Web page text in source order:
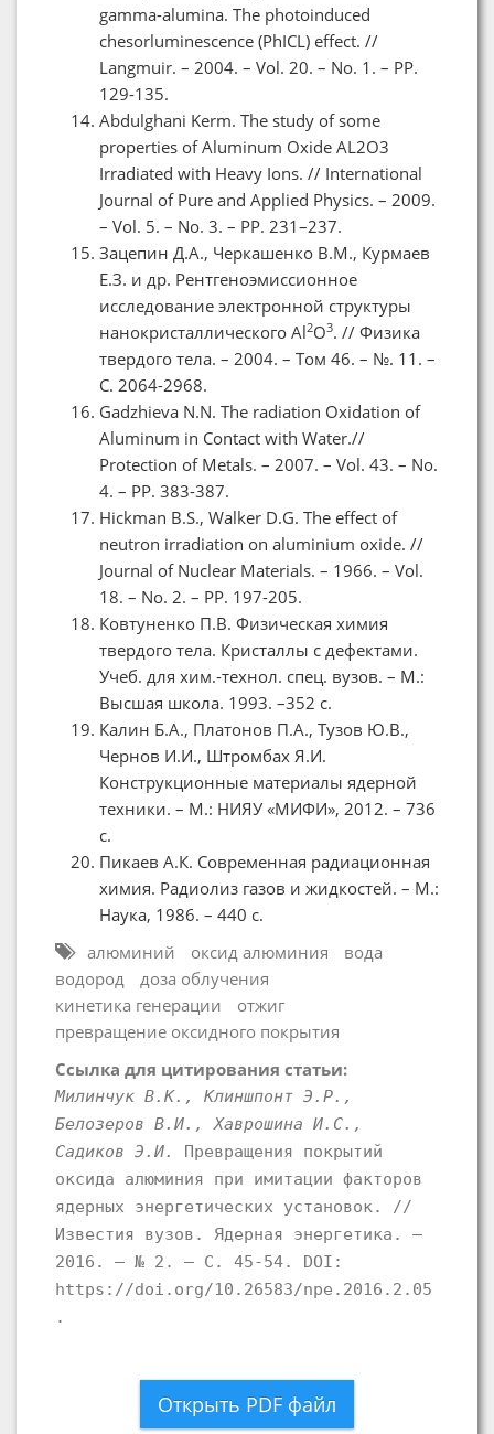
gamma-alumina. The photoinduced
chesorluminescence (PhICL) effect. //
Langmuir. – 2004. – Vol. 20. – No. 1. – PP.
129-135.
Abdulghani Kerm. The study of some
properties of Aluminum Oxide AL2O3
Irradiated with Heavy Ions. // International
Journal of Pure and Applied Physics. – 2009.
– Vol. 5. – No. 3. – PP. 231–237.
Зацепин Д.А., Черкашенко В.М., Курмаев
Е.З. и др. Рентгеноэмиссионное
исследование электронной структуры
нанокристаллического Al2O3. // Физика
твердого тела. – 2004. – Том 46. – №. 11. –
С. 2064-2968.
Gadzhieva N.N. The radiation Oxidation of
Aluminum in Contact with Water.//
Protection of Metals. – 2007. – Vol. 43. – No.
4. – PP. 383-387.
Hickman B.S., Walker D.G. The effect of
neutron irradiation on aluminium oxide. //
Journal of Nuclear Materials. – 1966. – Vol.
18. – No. 2. – PP. 197-205.
Ковтуненко П.В. Физическая химия
твердого тела. Кристаллы с дефектами.
Учеб. для хим.-технол. спец. вузов. – М.:
Высшая школа. 1993. –352 c.
Калин Б.А., Платонов П.А., Тузов Ю.В.,
Чернов И.И., Штромбах Я.И.
Конструкционные материалы ядерной
техники. – М.: НИЯУ «МИФИ», 2012. – 736
с.
Пикаев А.К. Современная радиационная
химия. Радиолиз газов и жидкостей. – М.:
Наука, 1986. – 440 с.
алюминий
оксид алюминия
вода
водород
доза облучения
кинетика генерации
отжиг
превращение оксидного покрытия
Ссылка для цитирования статьи:
Милинчук В.К., Клиншпонт Э.Р.,
Белозеров В.И., Хаврошина И.С.,
Садиков Э.И.
Превращения покрытий
оксида алюминия при имитации факторов
ядерных энергетических установок. //
Известия вузов. Ядерная энергетика. –
2016. – № 2. – С. 45-54. DOI:
https://doi.org/10.26583/npe.2016.2.05
.
Открыть PDF файл